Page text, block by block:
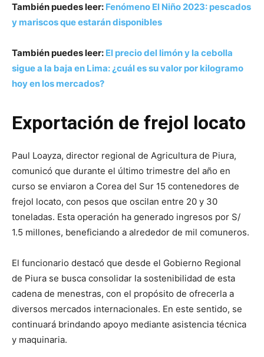
También puedes leer: Fenómeno El Niño 2023: pescados
y mariscos que estarán disponibles
También puedes leer: El precio del limón y la cebolla
sigue a la baja en Lima: ¿cuál es su valor por kilogramo
hoy en los mercados?
Exportación de frejol locato
Paul Loayza, director regional de Agricultura de Piura,
comunicó que durante el último trimestre del año en
curso se enviaron a Corea del Sur 15 contenedores de
frejol locato, con pesos que oscilan entre 20 y 30
toneladas. Esta operación ha generado ingresos por S/
1.5 millones, beneficiando a alrededor de mil comuneros.
El funcionario destacó que desde el Gobierno Regional
de Piura se busca consolidar la sostenibilidad de esta
cadena de menestras, con el propósito de ofrecerla a
diversos mercados internacionales. En este sentido, se
continuará brindando apoyo mediante asistencia técnica
y maquinaria.